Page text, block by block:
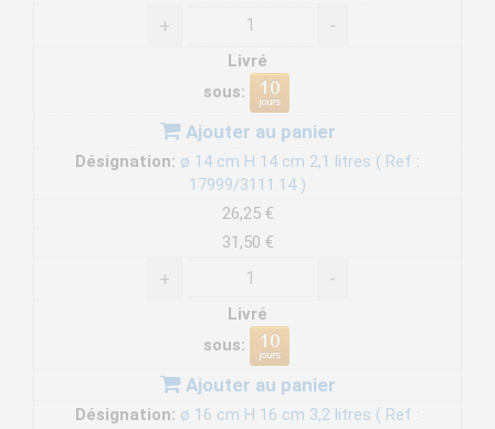
+ -
Livré
sous:
Ajouter au panier
Désignation: ø 14 cm H 14 cm 2,1 litres ( Ref :
17999/3111.14 )
26,25 €
31,50 €
+ -
Livré
sous:
Ajouter au panier
Désignation: ø 16 cm H 16 cm 3,2 litres ( Ref :